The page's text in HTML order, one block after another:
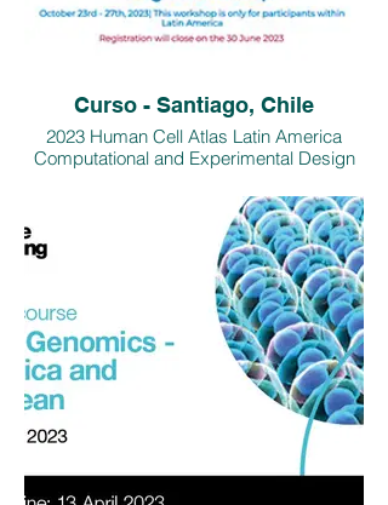
Curso - Santiago, Chile
2023 Human Cell Atlas Latin America
Computational and Experimental Design